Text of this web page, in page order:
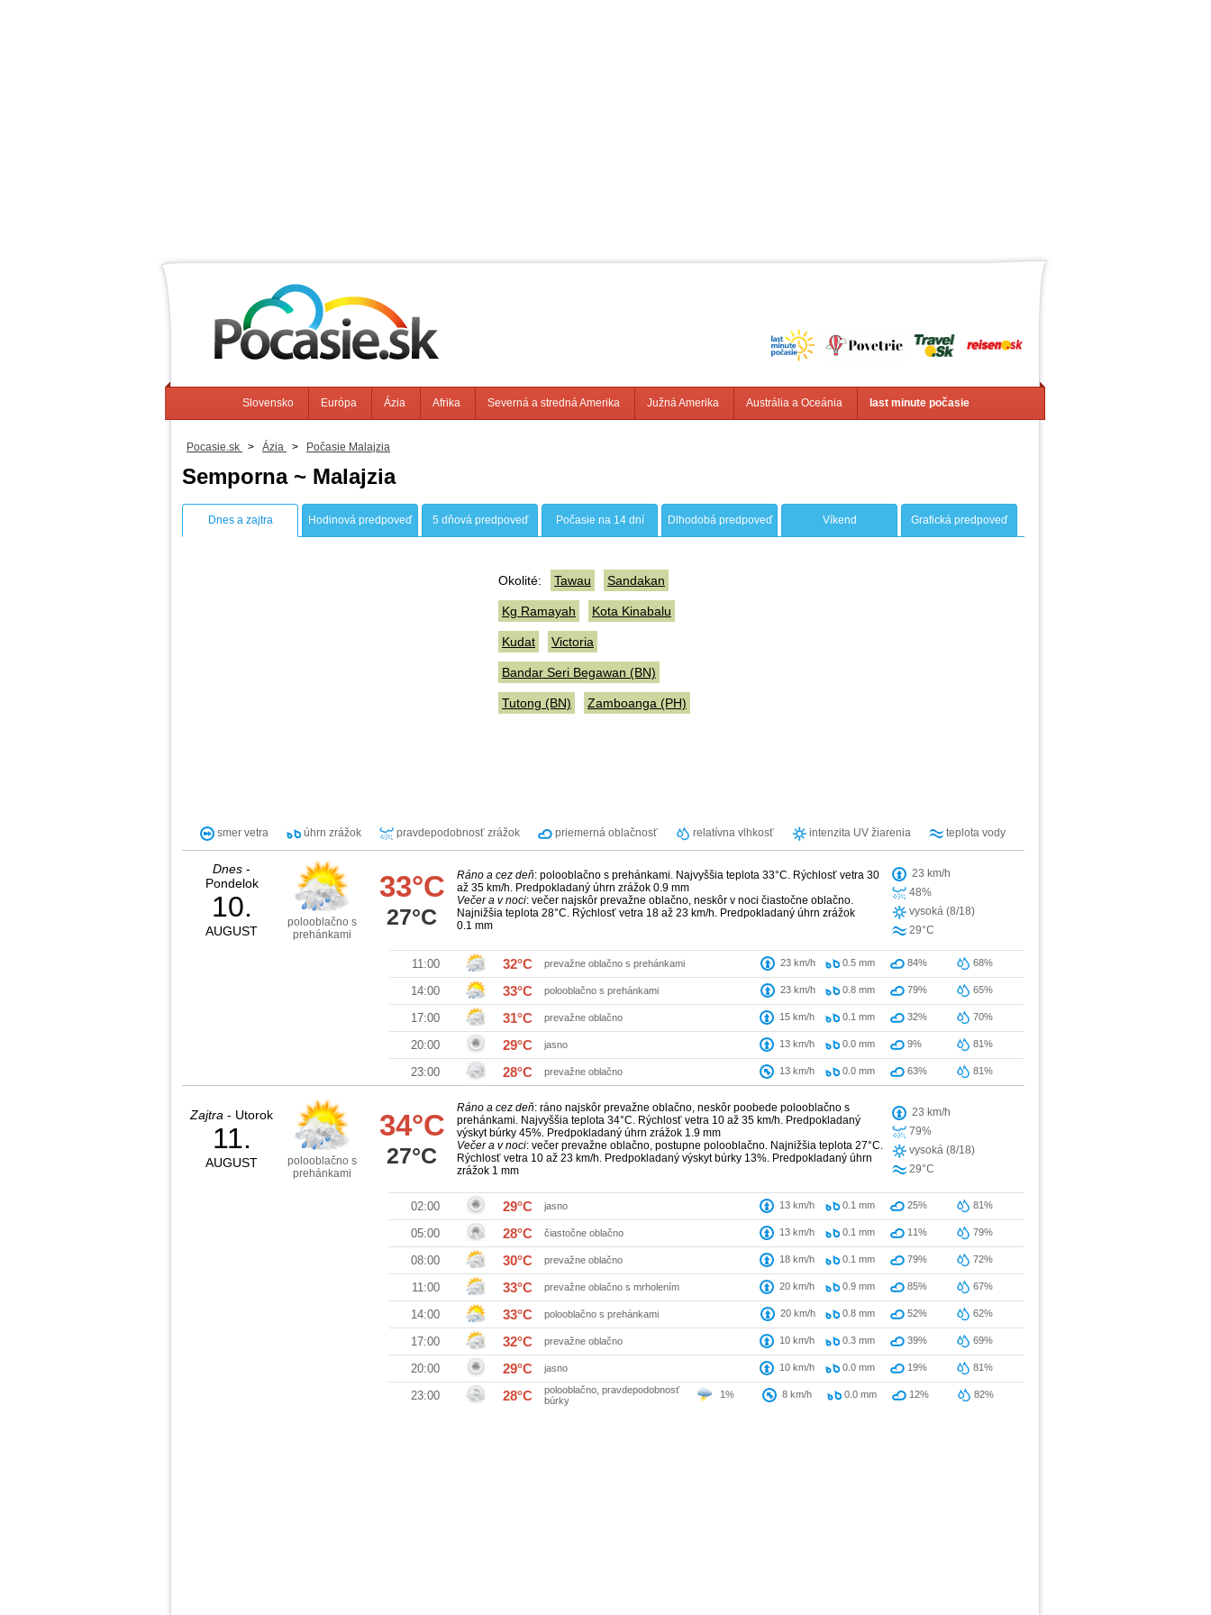
Slovensko Európa Ázia Afrika Severná a stredná Amerika Južná Amerika Austrália a Oceánia last minute počasie
Pocasie.sk > Ázia > Počasie Malajzia
Semporna ~ Malajzia
Dnes a zajtra Hodinová predpoveď 5 dňová predpoveď Počasie na 14 dní Dlhodobá predpoveď Víkend Grafická predpoveď
Okolité: Tawau Sandakan
Kg Ramayah Kota Kinabalu
Kudat Victoria
Bandar Seri Begawan (BN)
Tutong (BN) Zamboanga (PH)
smer vetra úhrn zrážok pravdepodobnosť zrážok priemerná oblačnosť relatívna vlhkosť intenzita UV žiarenia teplota vody
Dnes -
Pondelok
10.
AUGUST
polooblačno s
prehánkami
33°C
27°C
Ráno a cez deň: polooblačno s prehánkami. Najvyššia teplota 33°C. Rýchlosť vetra 30
až 35 km/h. Predpokladaný úhrn zrážok 0.9 mm
Večer a v noci: večer najskôr prevažne oblačno, neskôr v noci čiastočne oblačno.
Najnižšia teplota 28°C. Rýchlosť vetra 18 až 23 km/h. Predpokladaný úhrn zrážok
0.1 mm
23 km/h
48%
vysoká (8/18)
29°C
11:00 32°C prevažne oblačno s prehánkami 23 km/h 0.5 mm 84% 68%
14:00 33°C polooblačno s prehánkami 23 km/h 0.8 mm 79% 65%
17:00 31°C prevažne oblačno 15 km/h 0.1 mm 32% 70%
20:00 29°C jasno 13 km/h 0.0 mm 9% 81%
23:00 28°C prevažne oblačno 13 km/h 0.0 mm 63% 81%
Zajtra - Utorok
11.
AUGUST
polooblačno s
prehánkami
34°C
27°C
Ráno a cez deň: ráno najskôr prevažne oblačno, neskôr poobede polooblačno s
prehánkami. Najvyššia teplota 34°C. Rýchlosť vetra 10 až 35 km/h. Predpokladaný
výskyt búrky 45%. Predpokladaný úhrn zrážok 1.9 mm
Večer a v noci: večer prevažne oblačno, postupne polooblačno. Najnižšia teplota 27°C.
Rýchlosť vetra 10 až 23 km/h. Predpokladaný výskyt búrky 13%. Predpokladaný úhrn
zrážok 1 mm
23 km/h
79%
vysoká (8/18)
29°C
02:00 29°C jasno 13 km/h 0.1 mm 25% 81%
05:00 28°C čiastočne oblačno 13 km/h 0.1 mm 11% 79%
08:00 30°C prevažne oblačno 18 km/h 0.1 mm 79% 72%
11:00 33°C prevažne oblačno s mrholením 20 km/h 0.9 mm 85% 67%
14:00 33°C polooblačno s prehánkami 20 km/h 0.8 mm 52% 62%
17:00 32°C prevažne oblačno 10 km/h 0.3 mm 39% 69%
20:00 29°C jasno 10 km/h 0.0 mm 19% 81%
23:00 28°C
polooblačno, pravdepodobnosť
búrky
1% 8 km/h 0.0 mm 12% 82%